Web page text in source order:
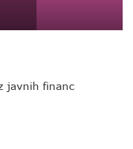
javnih financ